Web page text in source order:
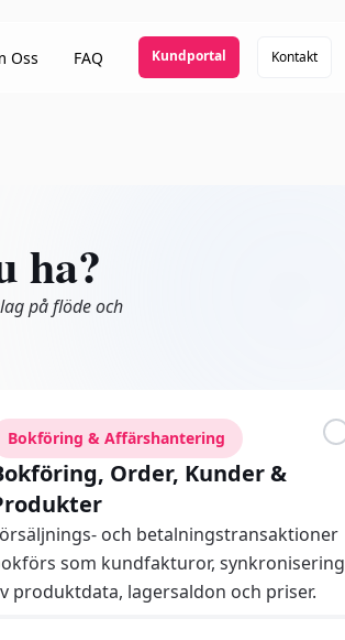
Oss FAQ Kundportal Kontakt
ha?
på flöde och
Bokföring & Affärshantering
Order, Kunder &
och betalningstransaktioner
som kundfakturor, synkronisering
produktdata, lagersaldon och priser.